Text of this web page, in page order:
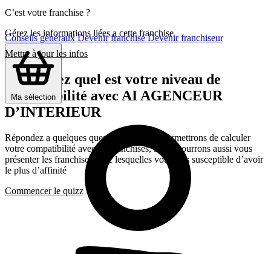
Conseils générauxDevenir franchiséDevenir franchiseur
Ma sélection
C’est votre franchise ?
Gérez les informations liées a cette franchise
Mettre à jour les infos
Découvrez quel est votre niveau de
compatibilité avec AI AGENCEUR
D’INTERIEUR
Répondez a quelques questions qui nous permettrons de calculer
votre compatibilité avec les franchises, Nous pourrons aussi vous
présenter les franchises avec lesquelles vous êtes susceptible d’avoir
le plus d’affinité
Commencer le quizz